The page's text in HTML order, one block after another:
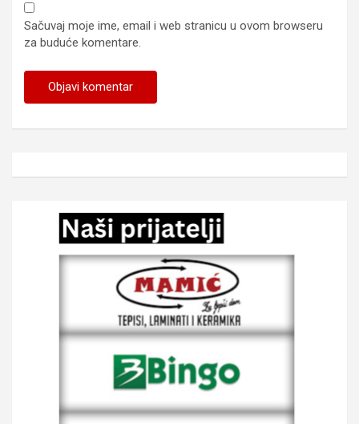
Sačuvaj moje ime, email i web stranicu u ovom browseru
za buduće komentare.